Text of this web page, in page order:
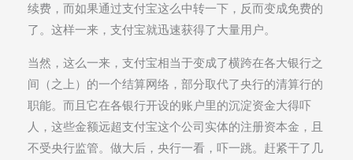
续费，而如果通过支付宝这么中转一下，反而变成免费的
了。这样一来，支付宝就迅速获得了大量用户。
当然，这么一来，支付宝相当于变成了横跨在各大银行之
间（之上）的一个结算网络，部分取代了央行的清算行的
职能。而且它在各银行开设的账户里的沉淀资金大得吓
人，这些金额远超支付宝这个公司实体的注册资本金，且
不受央行监管。做大后，央行一看，吓一跳。赶紧干了几